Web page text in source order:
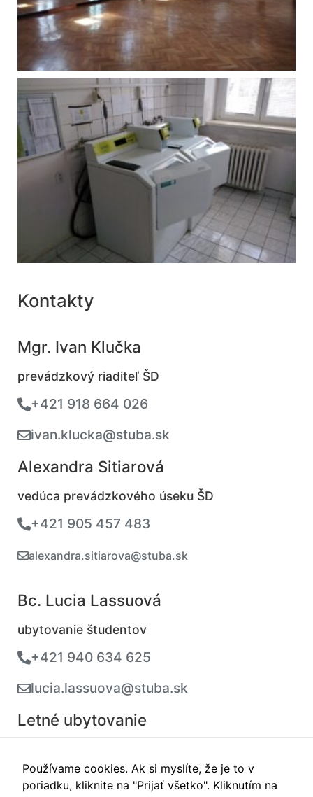
Kontakty
Mgr. Ivan Klučka
prevádzkový riaditeľ ŠD
+421 918 664 026
ivan.klucka@stuba.sk
Alexandra Sitiarová
vedúca prevádzkového úseku ŠD
+421 905 457 483
alexandra.sitiarova@stuba.sk
Bc. Lucia Lassuová
ubytovanie študentov
+421 940 634 625
lucia.lassuova@stuba.sk
Letné ubytovanie
(turistická ubytovňa v mesiacoch júl - august)
+421 918 664 031
Používame cookies. Ak si myslíte, že je to v
poriadku, kliknite na "Prijať všetko". Kliknutím na